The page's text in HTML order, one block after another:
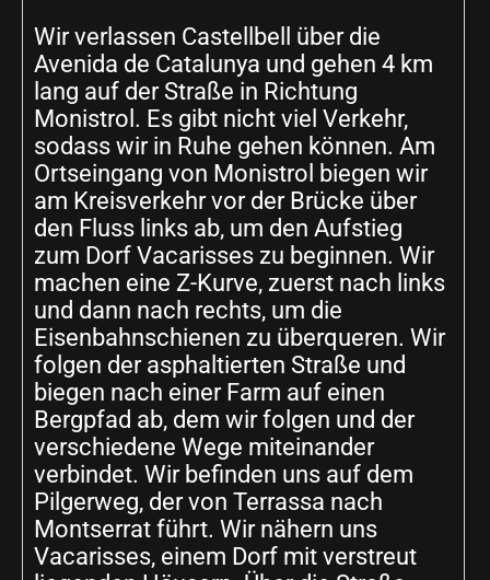
Wir verlassen Castellbell über die
Avenida de Catalunya und gehen 4 km
lang auf der Straße in Richtung
Monistrol. Es gibt nicht viel Verkehr,
sodass wir in Ruhe gehen können. Am
Ortseingang von Monistrol biegen wir
am Kreisverkehr vor der Brücke über
den Fluss links ab, um den Aufstieg
zum Dorf Vacarisses zu beginnen. Wir
machen eine Z-Kurve, zuerst nach links
und dann nach rechts, um die
Eisenbahnschienen zu überqueren. Wir
folgen der asphaltierten Straße und
biegen nach einer Farm auf einen
Bergpfad ab, dem wir folgen und der
verschiedene Wege miteinander
verbindet. Wir befinden uns auf dem
Pilgerweg, der von Terrassa nach
Montserrat führt. Wir nähern uns
Vacarisses, einem Dorf mit verstreut